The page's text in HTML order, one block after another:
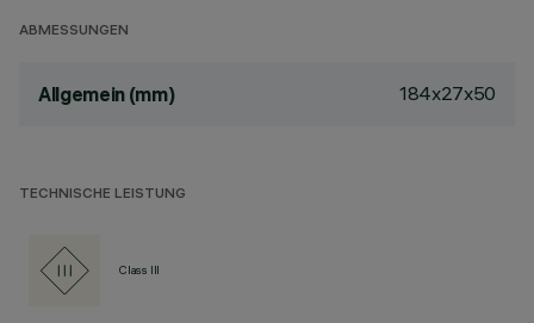
ABMESSUNGEN
Allgemein (mm) 184x27x50
TECHNISCHE LEISTUNG
Class III